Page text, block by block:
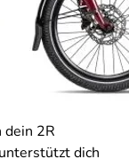
dein 2R
dich